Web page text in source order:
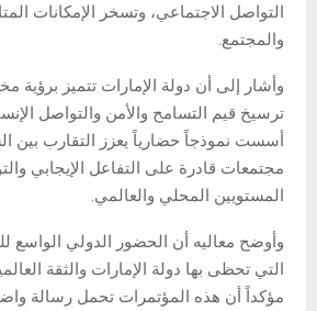
التواصل الاجتماعي، وتسخر الإمكانات
والمجتمع.
وأشار إلى أن دولة الإمارات تتميز برؤية
ترسيخ قيم التسامح والأمن والتواصل
أسست نموذجاً حضارياً يعزز التقارب بين
مجتمعات قادرة على التفاعل الإيجابي
المستويين المحلي والعالمي.
وأوضح معاليه أن الحضور الدولي الواسع
التي تحظى بها دولة الإمارات والثقة
مؤكداً أن هذه المؤتمرات تحمل رسالة